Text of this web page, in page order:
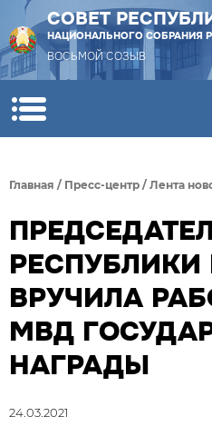
СОВЕТ
НАЦИОНАЛЬНОГО СОБРАНИЯ
ВОСЬМОЙ СОЗЫВ
Главная / Пресс-центр / Лента
ВРУЧИЛА
МВД
НАГРАДЫ
24.03.2021